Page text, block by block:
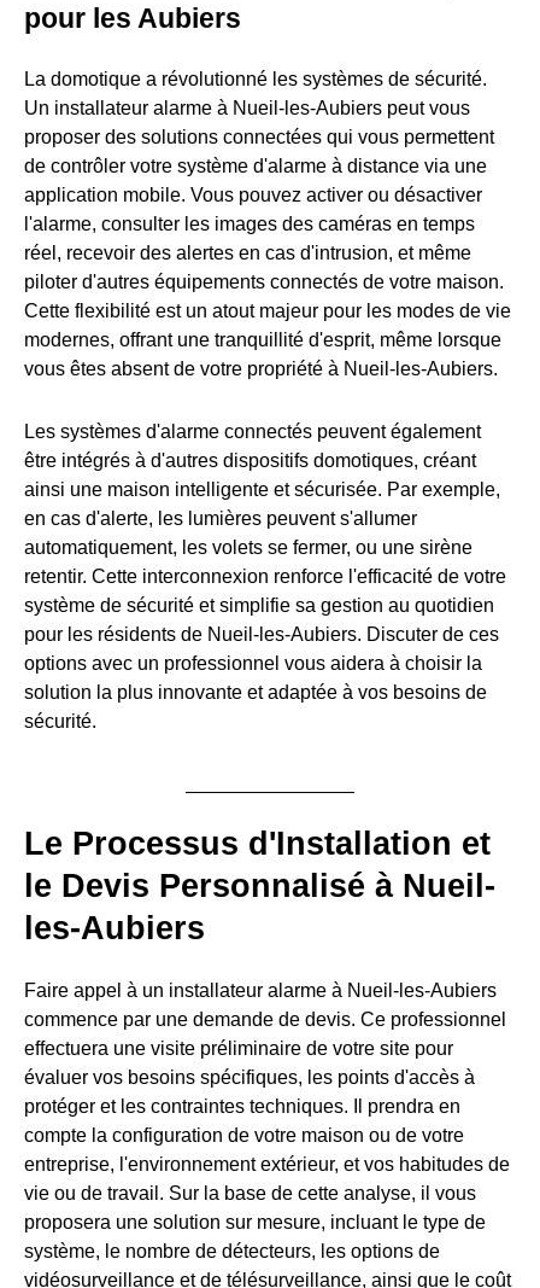
pour les Aubiers
La domotique a révolutionné les systèmes de sécurité.
Un installateur alarme à Nueil-les-Aubiers peut vous
proposer des solutions connectées qui vous permettent
de contrôler votre système d'alarme à distance via une
application mobile. Vous pouvez activer ou désactiver
l'alarme, consulter les images des caméras en temps
réel, recevoir des alertes en cas d'intrusion, et même
piloter d'autres équipements connectés de votre maison.
Cette flexibilité est un atout majeur pour les modes de vie
modernes, offrant une tranquillité d'esprit, même lorsque
vous êtes absent de votre propriété à Nueil-les-Aubiers.
Les systèmes d'alarme connectés peuvent également
être intégrés à d'autres dispositifs domotiques, créant
ainsi une maison intelligente et sécurisée. Par exemple,
en cas d'alerte, les lumières peuvent s'allumer
automatiquement, les volets se fermer, ou une sirène
retentir. Cette interconnexion renforce l'efficacité de votre
système de sécurité et simplifie sa gestion au quotidien
pour les résidents de Nueil-les-Aubiers. Discuter de ces
options avec un professionnel vous aidera à choisir la
solution la plus innovante et adaptée à vos besoins de
sécurité.
Le Processus d'Installation et
le Devis Personnalisé à Nueil-
les-Aubiers
Faire appel à un installateur alarme à Nueil-les-Aubiers
commence par une demande de devis. Ce professionnel
effectuera une visite préliminaire de votre site pour
évaluer vos besoins spécifiques, les points d'accès à
protéger et les contraintes techniques. Il prendra en
compte la configuration de votre maison ou de votre
entreprise, l'environnement extérieur, et vos habitudes de
vie ou de travail. Sur la base de cette analyse, il vous
proposera une solution sur mesure, incluant le type de
système, le nombre de détecteurs, les options de
vidéosurveillance et de télésurveillance, ainsi que le coût